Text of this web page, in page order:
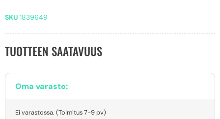
SKU 1839649
TUOTTEEN SAATAVUUS
Oma varasto:
Ei varastossa. (Toimitus 7-9 pv)